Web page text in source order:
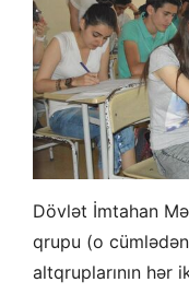
Dövlət İmtahan
qrupu (o
altqruplarının hər